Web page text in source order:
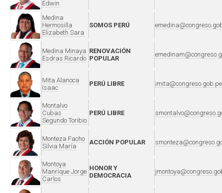
Edwin
Medina
Hermosilla
Elizabeth Sara
SOMOS PERÚ
Medina Minaya
Esdras Ricardo
RENOVACIÓN
POPULAR
Mita Alanoca
Isaac
PERÚ LIBRE imita@congreso.gob.pe
Montalvo
Cubas
Segundo Toribio
PERÚ LIBRE
Monteza Facho
Silvia María
ACCIÓN POPULAR
Montoya
Manrique Jorge
Carlos
HONOR Y
DEMOCRACIA